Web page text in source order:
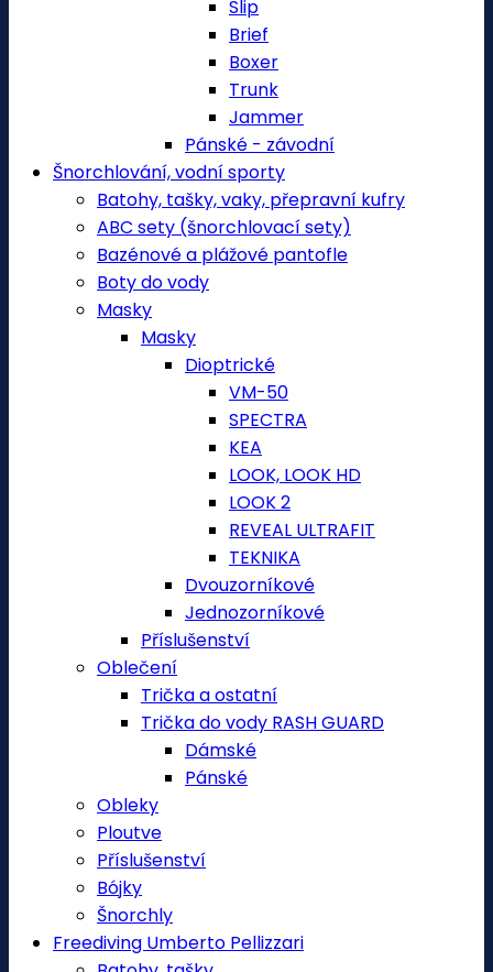
Slip
Brief
Boxer
Trunk
Jammer
Pánské - závodní
Šnorchlování, vodní sporty
Batohy, tašky, vaky, přepravní kufry
ABC sety (šnorchlovací sety)
Bazénové a plážové pantofle
Boty do vody
Masky
Masky
Dioptrické
VM-50
SPECTRA
KEA
LOOK, LOOK HD
LOOK 2
REVEAL ULTRAFIT
TEKNIKA
Dvouzorníkové
Jednozorníkové
Příslušenství
Oblečení
Trička a ostatní
Trička do vody RASH GUARD
Dámské
Pánské
Obleky
Ploutve
Příslušenství
Bójky
Šnorchly
Freediving Umberto Pellizzari